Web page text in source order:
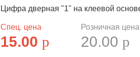
Цифра дверная "1" на клеевой
Спец. цена
15.00p
Розничная цена
20.00p